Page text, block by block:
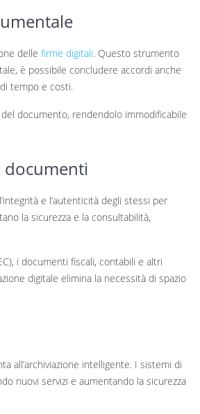
dellefirme digitali. Questo strumento
è possibile concludere accordi anche
tempo e costi.
documento, rendendolo immodificabile
documenti
e l’autenticità degli stessi per
la sicurezza e la consultabilità,
i documenti fiscali, contabili e altri
digitale elimina la necessità di spazio
all’archiviazione intelligente. I sistemi di
nuovi servizi e aumentando la sicurezza